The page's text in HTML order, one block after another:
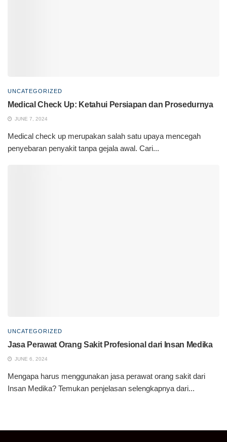
UNCATEGORIZED
Medical Check Up: Ketahui Persiapan dan Prosedurnya
JUNE 7, 2024
Medical check up merupakan salah satu upaya mencegah
penyebaran penyakit tanpa gejala awal. Cari...
UNCATEGORIZED
Jasa Perawat Orang Sakit Profesional dari Insan Medika
JUNE 6, 2024
Mengapa harus menggunakan jasa perawat orang sakit dari
Insan Medika? Temukan penjelasan selengkapnya dari...